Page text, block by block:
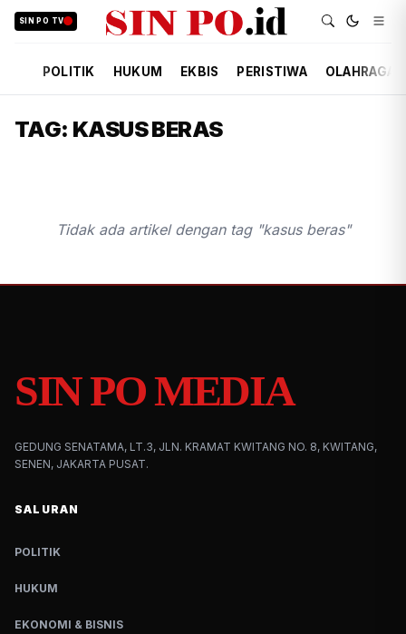
SIN PO TV
POLITIK HUKUM EKBIS PERISTIWA OLAHRAGA
TAG: KASUS BERAS
Tidak ada artikel dengan tag "kasus beras"
SIN PO MEDIA
GEDUNG SENATAMA, LT.3, JLN. KRAMAT KWITANG NO. 8, KWITANG,
SENEN, JAKARTA PUSAT.
SALURAN
POLITIK
HUKUM
EKONOMI & BISNIS